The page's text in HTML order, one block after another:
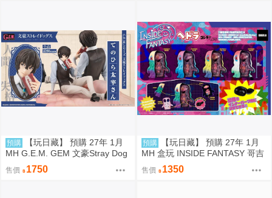
預購
【玩日藏】 預購 27年 1月
MH G.E.M. GEM 文豪Stray Dog
s 文豪野犬 Palm size 掌心 掌中
太宰治 代理版
售價 1750
預購
【玩日藏】 預購 27年 1月
MH 盒玩 INSIDE FANTASY 哥吉
拉對黑多拉 黑多拉 軟膠 1中盒4
入 代理版
售價 1350